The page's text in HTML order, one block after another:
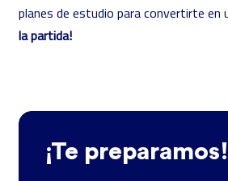
planes de estudio para convertirte en
la partida!
¡Te preparamos!